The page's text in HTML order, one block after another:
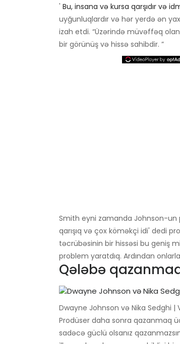
' Bu, insana və kursa qarşıdır və
uyğunluqlardır və hər yerdə ən
izah etdi. “Üzərində müvəffəq
bir görünüş və hissə sahibdir. ”
Smith eyni zamanda Johnson-un
qarışıq və çox köməkçi idi' dedi
təcrübəsinin bir hissəsi bu geniş
problem yaratdıq. Ardından
Qələbə
Dwayne Johnson və Nika Sedghi |
Prodüser daha sonra qazanmaq
sadəcə güclü olsanız